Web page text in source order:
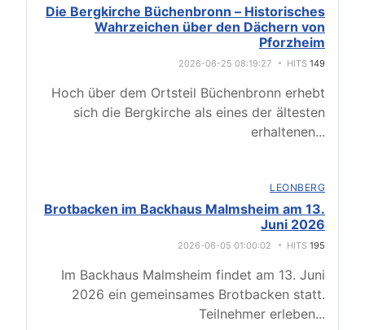
Die Bergkirche Büchenbronn – Historisches
Wahrzeichen über den Dächern von
Pforzheim
2026-06-25 08:19:27 HITS 149
Hoch über dem Ortsteil Büchenbronn erhebt
sich die Bergkirche als eines der ältesten
erhaltenen...
LEONBERG
Brotbacken im Backhaus Malmsheim am 13.
Juni 2026
2026-06-05 01:00:02 HITS 195
Im Backhaus Malmsheim findet am 13. Juni
2026 ein gemeinsames Brotbacken statt.
Teilnehmer erleben...